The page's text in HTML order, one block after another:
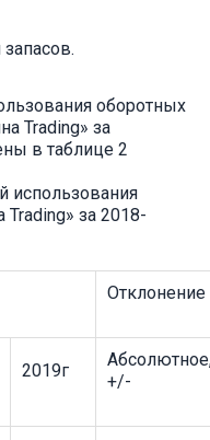
оборотных
Trading» за
в таблице 2
использования
за 2018-
Отклонение
2019г
+/-